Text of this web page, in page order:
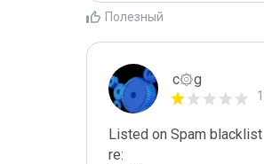
Полезный
c۞g
Listed on Spam blacklist
re: